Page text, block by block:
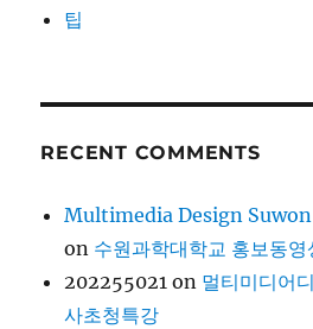
팁
RECENT COMMENTS
Multimedia Design Suwon
on 수원과학대학교 홍보동영
202255021 on 멀티미디어
사초청특강